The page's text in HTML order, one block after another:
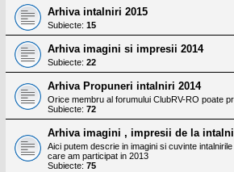
Arhiva intalniri 2015
Subiecte: 15
Arhiva imagini si impresii 2014
Subiecte: 22
Arhiva Propuneri intalniri 2014
Orice membru al forumului ClubRV-RO poate
Subiecte: 72
Arhiva imagini , impresii de la
Aici putem descrie in imagini si cuvinte
care am participat in 2013
Subiecte: 75